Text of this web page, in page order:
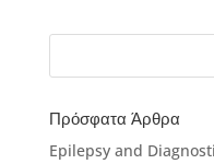
Πρόσφατα Άρθρα
Epilepsy and